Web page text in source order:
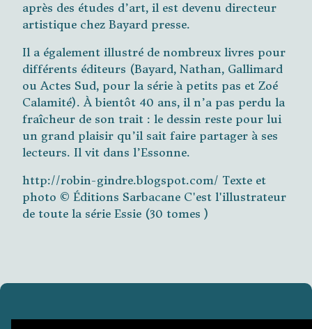
après des études d’art, il est devenu directeur
artistique chez Bayard presse.
Il a également illustré de nombreux livres pour
différents éditeurs (Bayard, Nathan, Gallimard
ou Actes Sud, pour la série à petits pas et Zoé
Calamité). À bientôt 40 ans, il n’a pas perdu la
fraîcheur de son trait : le dessin reste pour lui
un grand plaisir qu’il sait faire partager à ses
lecteurs. Il vit dans l’Essonne.
http://robin-gindre.blogspot.com/ Texte et
photo © Éditions Sarbacane C'est l'illustrateur
de toute la série Essie (30 tomes )